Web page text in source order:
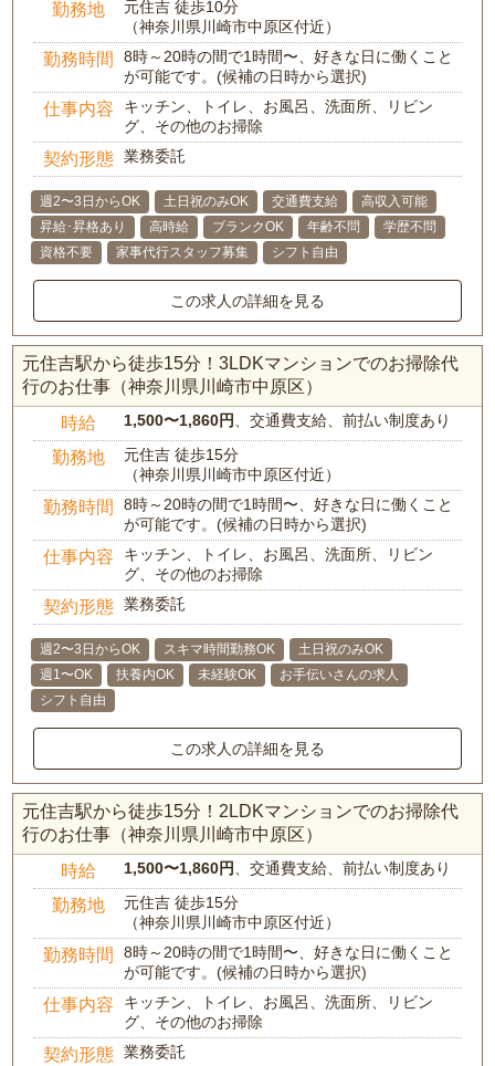
勤務地
元住吉 徒歩10分
（神奈川県川崎市中原区付近）
勤務時間
8時～20時の間で1時間〜、好きな日に働くこと
が可能です。(候補の日時から選択)
仕事内容
キッチン、トイレ、お風呂、洗面所、リビン
グ、その他のお掃除
契約形態 業務委託
週2〜3日からOK 土日祝のみOK 交通費支給
高収入可能
昇給･昇格あり
高時給 ブランクOK 年齢不問
学歴不問
資格不要
家事代行スタッフ募集 シフト自由
この求人の詳細を見る
元住吉駅から徒歩15分！3LDKマンションでのお掃除代
行のお仕事（神奈川県川崎市中原区）
時給 1,500〜1,860円、交通費支給、前払い制度あり
勤務地
元住吉 徒歩15分
（神奈川県川崎市中原区付近）
勤務時間
8時～20時の間で1時間〜、好きな日に働くこと
が可能です。(候補の日時から選択)
仕事内容
キッチン、トイレ、お風呂、洗面所、リビン
グ、その他のお掃除
契約形態 業務委託
週2〜3日からOK スキマ時間勤務OK
土日祝のみOK
週1〜OK
扶養内OK 未経験OK
お手伝いさんの求人
シフト自由
この求人の詳細を見る
元住吉駅から徒歩15分！2LDKマンションでのお掃除代
行のお仕事（神奈川県川崎市中原区）
時給 1,500〜1,860円、交通費支給、前払い制度あり
勤務地
元住吉 徒歩15分
（神奈川県川崎市中原区付近）
勤務時間
8時～20時の間で1時間〜、好きな日に働くこと
が可能です。(候補の日時から選択)
仕事内容
キッチン、トイレ、お風呂、洗面所、リビン
グ、その他のお掃除
契約形態 業務委託